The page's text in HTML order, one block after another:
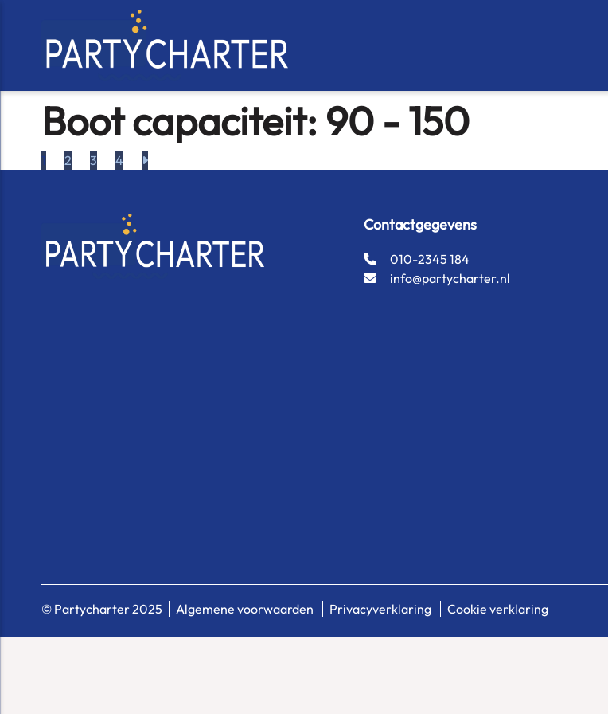
Boot capaciteit: 90 - 150
1 2 3 4
Contactgegevens
010-2345 184
info@partycharter.nl
© Partycharter 2025 Algemene voorwaarden Privacyverklaring Cookie verklaring